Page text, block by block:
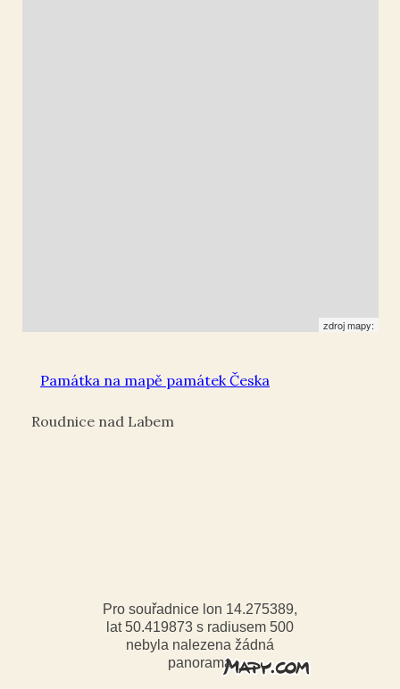
zdroj mapy:
Památka na mapě památek Česka
Roudnice nad Labem
Pro souřadnice lon 14.275389,
lat 50.419873 s radiusem 500
nebyla nalezena žádná
panorama